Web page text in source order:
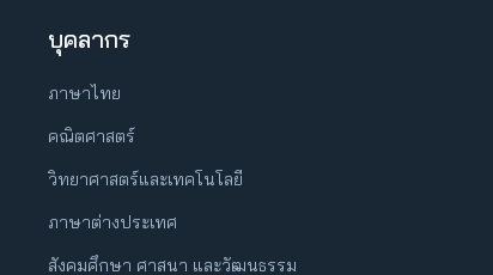
บุคลากร
ภาษาไทย
คณิตศาสตร์
วิทยาศาสตร์และเทคโนโลยี
ภาษาต่างประเทศ
สังคมศึกษา ศาสนา และวัฒนธรรม